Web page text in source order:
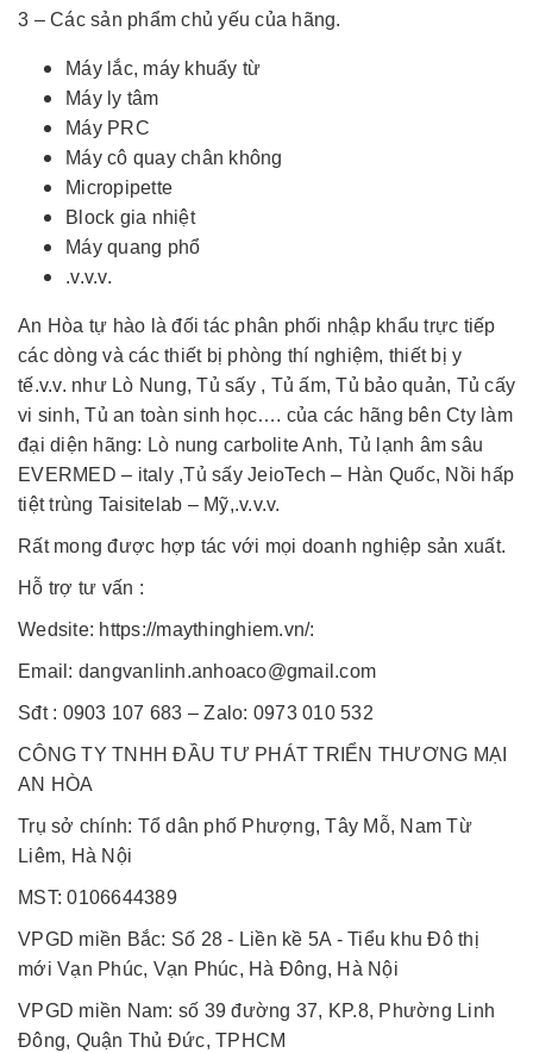
3 – Các sản phẩm chủ yếu của hãng.
Máy lắc, máy khuấy từ
Máy ly tâm
Máy PRC
Máy cô quay chân không
Micropipette
Block gia nhiệt
Máy quang phổ
.v.v.v.
An Hòa tự hào là đối tác phân phối nhập khẩu trực tiếp
các dòng và các thiết bị phòng thí nghiệm, thiết bị y
tế.v.v. như Lò Nung, Tủ sấy , Tủ ấm, Tủ bảo quản, Tủ cấy
vi sinh, Tủ an toàn sinh học…. của các hãng bên Cty làm
đại diện hãng: Lò nung carbolite Anh, Tủ lạnh âm sâu
EVERMED – italy ,Tủ sấy JeioTech – Hàn Quốc, Nồi hấp
tiệt trùng Taisitelab – Mỹ,.v.v.v.
Rất mong được hợp tác với mọi doanh nghiệp sản xuất.
Hỗ trợ tư vấn :
Wedsite: https://maythinghiem.vn/:
Email: dangvanlinh.anhoaco@gmail.com
Sđt : 0903 107 683 – Zalo: 0973 010 532
CÔNG TY TNHH ĐẦU TƯ PHÁT TRIỂN THƯƠNG MẠI
AN HÒA
Trụ sở chính: Tổ dân phố Phượng, Tây Mỗ, Nam Từ
Liêm, Hà Nội
MST: 0106644389
VPGD miền Bắc: Số 28 - Liền kề 5A - Tiểu khu Đô thị
mới Vạn Phúc, Vạn Phúc, Hà Đông, Hà Nội
VPGD miền Nam: số 39 đường 37, KP.8, Phường Linh
Đông, Quận Thủ Đức, TPHCM